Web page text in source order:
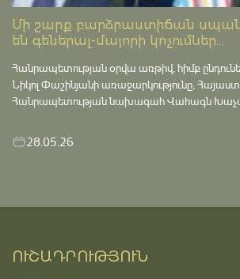
Մի շարք բարձրաստիճան
են գեներալ-մայորի կոչումներ...
Հանրապետության օրվա առթիվ, հիմք
Նիկոլ Փաշինյանի առաջարկությունը,
Հանրապետության նախագահ Վահագն
28.05.26
ՈՒՇԱԴՐՈՒԹՅՈՒՆ